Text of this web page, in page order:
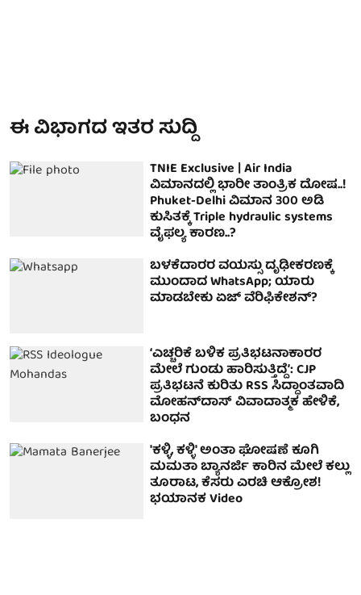
ಈ ವಿಭಾಗದ ಇತರ ಸುದ್ದಿ
TNIE Exclusive | Air India
ವಿಮಾನದಲ್ಲಿ ಭಾರೀ ತಾಂತ್ರಿಕ ದೋಷ..!
Phuket-Delhi ವಿಮಾನ 300 ಅಡಿ
ಕುಸಿತಕ್ಕೆ Triple hydraulic systems
ವೈಫಲ್ಯ ಕಾರಣ..?
ಬಳಕೆದಾರರ ವಯಸ್ಸು ದೃಢೀಕರಣಕ್ಕೆ
ಮುಂದಾದ WhatsApp; ಯಾರು
ಮಾಡಬೇಕು ಏಜ್ ವೆರಿಫಿಕೇಶನ್?
‘ಎಚ್ಚರಿಕೆ ಬಳಿಕ ಪ್ರತಿಭಟನಾಕಾರರ
ಮೇಲೆ ಗುಂಡು ಹಾರಿಸುತ್ತಿದ್ದೆ’: CJP
ಪ್ರತಿಭಟನೆ ಕುರಿತು RSS ಸಿದ್ಧಾಂತವಾದಿ
ಮೋಹನ್‌ದಾಸ್‌ ವಿವಾದಾತ್ಮಕ ಹೇಳಿಕೆ,
ಬಂಧನ
'ಕಳ್ಳಿ, ಕಳ್ಳಿ' ಅಂತಾ ಘೋಷಣೆ ಕೂಗಿ
ಮಮತಾ ಬ್ಯಾನರ್ಜಿ ಕಾರಿನ ಮೇಲೆ ಕಲ್ಲು
ತೂರಾಟ, ಕೆಸರು ಎರಚಿ ಆಕ್ರೋಶ!
ಭಯಾನಕ Video